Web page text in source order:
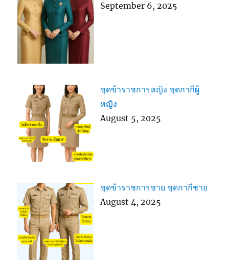
September 6, 2025
ชุดข้าราชการหญิง ชุดกากีผู้
หญิง
August 5, 2025
ชุดข้าราชการชาย ชุดกากีชาย
August 4, 2025